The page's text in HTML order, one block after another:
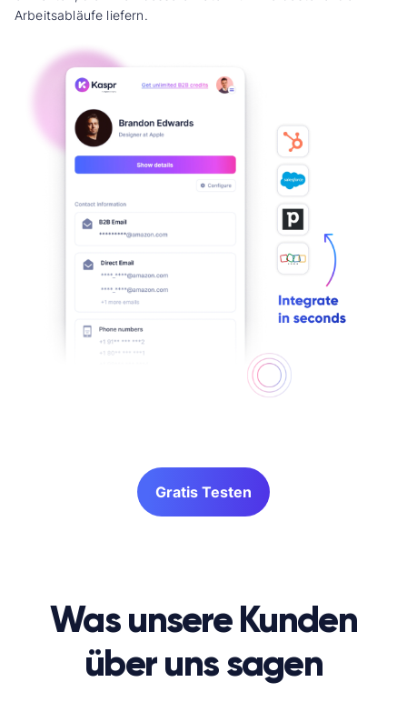
Arbeitsabläufe liefern.
Gratis Testen
Was unsere Kunden
über uns sagen